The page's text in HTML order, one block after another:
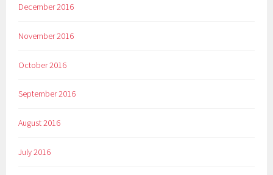
December 2016
November 2016
October 2016
September 2016
August 2016
July 2016